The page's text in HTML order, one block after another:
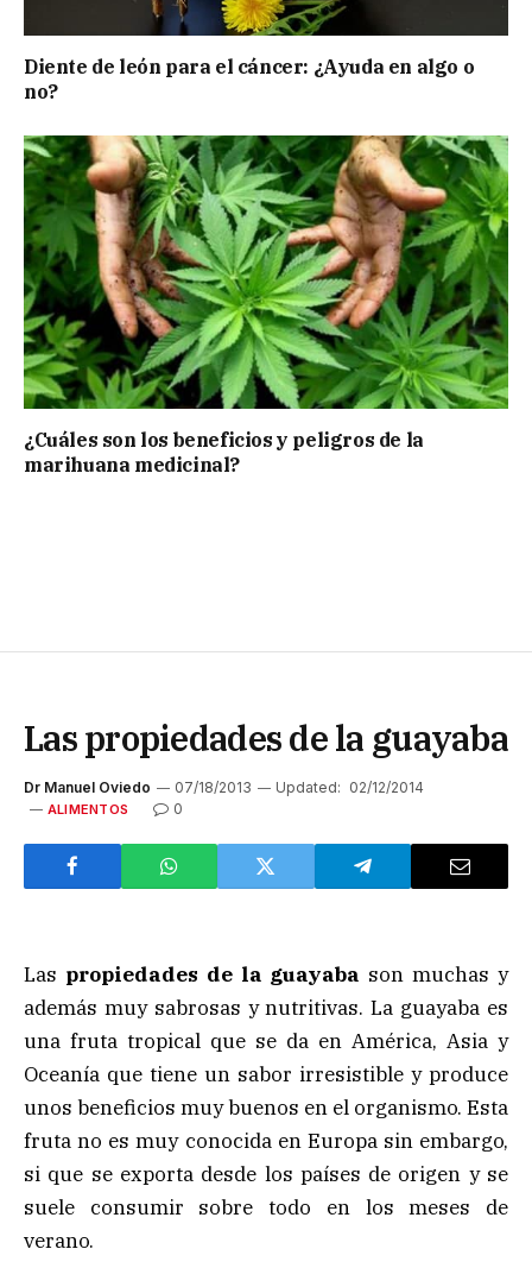
Diente de león para el cáncer: ¿Ayuda en algo o
no?
¿Cuáles son los beneficios y peligros de la
marihuana medicinal?
Las propiedades de la guayaba
Dr Manuel Oviedo 07/18/2013 Updated: 02/12/2014
ALIMENTOS 0
Las propiedades de la guayaba son muchas y
además muy sabrosas y nutritivas. La guayaba es
una fruta tropical que se da en América, Asia y
Oceanía que tiene un sabor irresistible y produce
unos beneficios muy buenos en el organismo. Esta
fruta no es muy conocida en Europa sin embargo,
si que se exporta desde los países de origen y se
suele consumir sobre todo en los meses de
verano.